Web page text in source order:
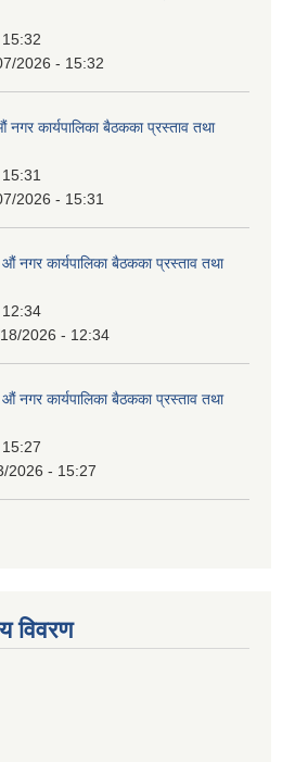
2026 - 15:32
कार्यपालिका बैठकका प्रस्ताव तथा
2026 - 15:31
कार्यपालिका बैठकका प्रस्ताव तथा
2026 - 12:34
कार्यपालिका बैठकका प्रस्ताव तथा
2026 - 15:27
विवरण